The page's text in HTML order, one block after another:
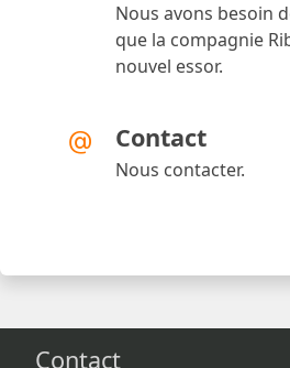
Nous avons besoin
que la compagnie
nouvel essor.
Contact
Nous contacter.
Contact